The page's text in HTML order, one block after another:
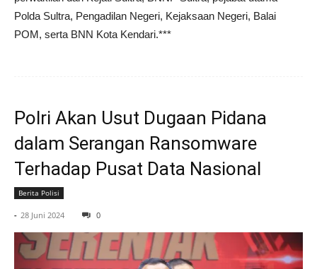
Polda Sultra, Pengadilan Negeri, Kejaksaan Negeri, Balai
POM, serta BNN Kota Kendari.***
Polri Akan Usut Dugaan Pidana
dalam Serangan Ransomware
Terhadap Pusat Data Nasional
Berita Polisi
- 28 Juni 2024 0